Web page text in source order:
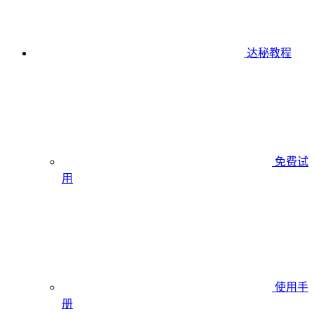
达秘教程
免费试
用
使用手
册